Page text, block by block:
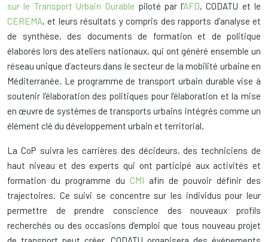
sur le Transport Urbain Durable piloté par l’AFD, CODATU et le
CEREMA, et leurs résultats y compris des rapports d’analyse et
de synthèse, des documents de formation et de politique
élaborés lors des ateliers nationaux, qui ont généré ensemble un
réseau unique d’acteurs dans le secteur de la mobilité urbaine en
Méditerranée. Le programme de transport urbain durable vise à
soutenir l’élaboration des politiques pour l’élaboration et la mise
en œuvre de systèmes de transports urbains intégrés comme un
élément clé du développement urbain et territorial.
La CoP suivra les carrières des décideurs, des techniciens de
haut niveau et des experts qui ont participé aux activités et
formation du programme du CMI afin de pouvoir définir des
trajectoires. Ce suivi se concentre sur les individus pour leur
permettre de prendre conscience des nouveaux profils
recherchés ou des occasions d’emploi que tous nouveau projet